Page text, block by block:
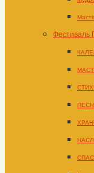
Фестиваль